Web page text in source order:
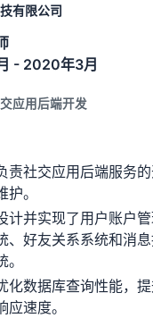
有限公司
- 2020年3月
应用后端开发
责社交应用后端服务
护。
计并实现了用户账户
、好友关系系统和消
。
化数据库查询性能，
应速度。